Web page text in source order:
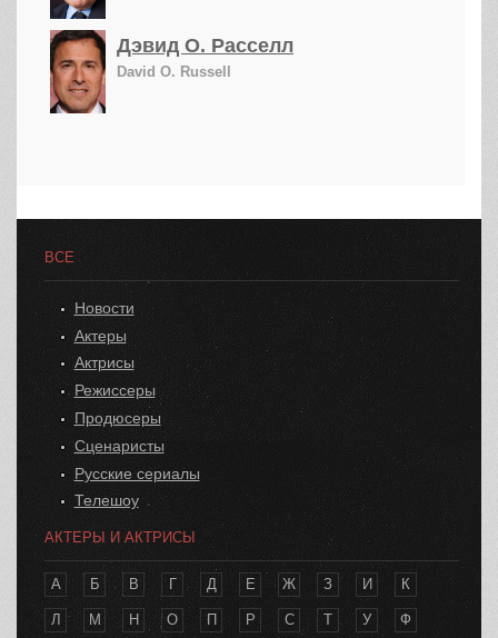
Дэвид О. Расселл
David O. Russell
ВСЕ
Новости
Актеры
Актрисы
Режиссеры
Продюсеры
Сценаристы
Русские сериалы
Телешоу
АКТЕРЫ И АКТРИСЫ
А Б В Г Д Е Ж З И К
Л М Н О П Р С Т У Ф